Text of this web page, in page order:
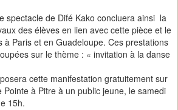
spectacle de Difé Kako concluera ainsi la
des élèves en lien avec cette pièce et le
à Paris et en Guadeloupe. Ces prestations
sur le thème : « invitation à la danse
cette manifestation gratuitement sur
Pointe à Pitre à un public jeune, le samedi
15h.